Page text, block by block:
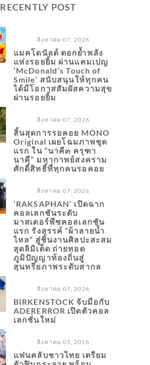
RECENTLY POST
สิงหาคม 07, 2026
แมคโดนัลด์ ตอกย้ำพลัง
แห่งรอยยิ้ม ผ่านแคมเปญ
‘McDonald’s Touch of
Smile’ สนับสนุนให้ทุกคน
ได้มีโอกาสสัมผัสความสุข
ผ่านรอยยิ้ม
สิงหาคม 07, 2026
สิ้นสุดการรอคอย MONO
Original เผยโฉมภาพชุด
แรก ใน “นาคี๓ ครุฑา
นาคี” มหากาพย์สงคราม
ศักดิ์สิทธิ์ที่ทุกคนรอคอย
สิงหาคม 07, 2026
‘RAKSAPHAN’ เปิดฉาก
คอลเลกชันระดับ
มาสเตอร์พีซคอลเลกชัน
แรก รังสรรค์ “ผ้าลายน้ำ
ไหล” สู่ชิ้นงานศิลปะสะสม
สุดลิมิเต็ด ถ่ายทอด
ภูมิปัญญาท้องถิ่นสู่
สุนทรียภาพระดับสากล
สิงหาคม 07, 2026
BIRKENSTOCK จับมือกับ
ADERERROR เปิดตัวคอล
เลกชั่นใหม่
สิงหาคม 05, 2026
แฟนคลับชาวไทย เตรียม